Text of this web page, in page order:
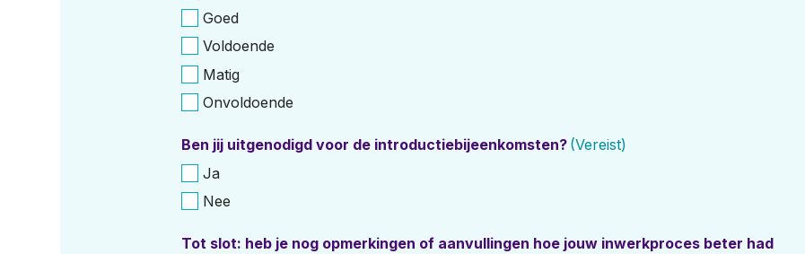
Goed
Voldoende
Matig
Onvoldoende
Ben jij uitgenodigd voor de introductiebijeenkomsten? (Vereist)
Ja
Nee
Tot slot: heb je nog opmerkingen of aanvullingen hoe jouw inwerkproces beter had